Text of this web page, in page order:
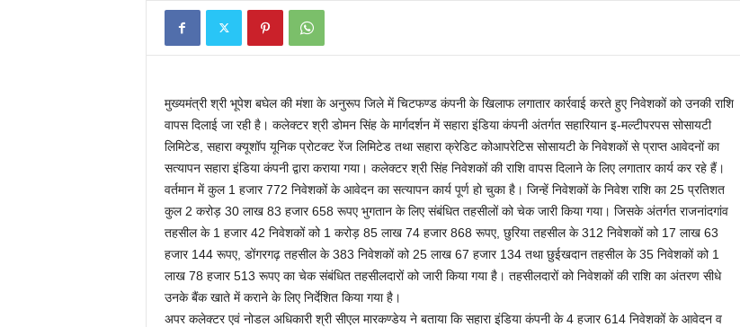
मुख्यमंत्री श्री भूपेश बघेल की मंशा के अनुरूप जिले में चिटफण्ड कंपनी के खिलाफ लगातार कार्रवाई करते हुए निवेशकों को उनकी राशि
वापस दिलाई जा रही है। कलेक्टर श्री डोमन सिंह के मार्गदर्शन में सहारा इंडिया कंपनी अंतर्गत सहारियान इ-मल्टीपरपस सोसायटी
लिमिटेड, सहारा क्यूशॉप यूनिक प्रोटक्ट रेंज लिमिटेड तथा सहारा क्रेडिट कोआपरेटिस सोसायटी के निवेशकों से प्राप्त आवेदनों का
सत्यापन सहारा इंडिया कंपनी द्वारा कराया गया। कलेक्टर श्री सिंह निवेशकों की राशि वापस दिलाने के लिए लगातार कार्य कर रहे हैं।
वर्तमान में कुल 1 हजार 772 निवेशकों के आवेदन का सत्यापन कार्य पूर्ण हो चुका है। जिन्हें निवेशकों के निवेश राशि का 25 प्रतिशत
कुल 2 करोड़ 30 लाख 83 हजार 658 रूपए भुगतान के लिए संबंधित तहसीलों को चेक जारी किया गया। जिसके अंतर्गत राजनांदगांव
तहसील के 1 हजार 42 निवेशकों को 1 करोड़ 85 लाख 74 हजार 868 रूपए, छुरिया तहसील के 312 निवेशकों को 17 लाख 63
हजार 144 रूपए, डोंगरगढ़ तहसील के 383 निवेशकों को 25 लाख 67 हजार 134 तथा छुईखदान तहसील के 35 निवेशकों को 1
लाख 78 हजार 513 रूपए का चेक संबंधित तहसीलदारों को जारी किया गया है। तहसीलदारों को निवेशकों की राशि का अंतरण सीधे
उनके बैंक खाते में कराने के लिए निर्देशित किया गया है।
अपर कलेक्टर एवं नोडल अधिकारी श्री सीएल मारकण्डेय ने बताया कि सहारा इंडिया कंपनी के 4 हजार 614 निवेशकों के आवेदन व